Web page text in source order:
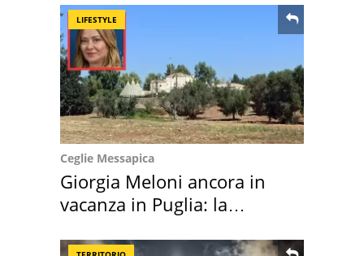
LIFESTYLE
Ceglie Messapica
Giorgia Meloni ancora in
vacanza in Puglia: la